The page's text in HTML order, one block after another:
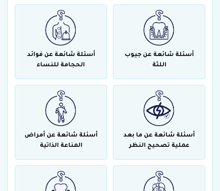
أسئلة شائعة عن جيوب
اللثة
أسئلة شائعة عن فوائد
الحجامة للنساء
أسئلة شائعة عن ما بعد
عملية تصحيح النظر
أسئلة شائعة عن أمراض
المناعة الذاتية